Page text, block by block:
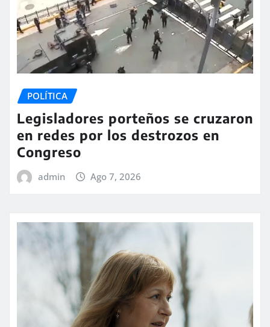
POLÍTICA
Legisladores porteños se cruzaron
en redes por los destrozos en
Congreso
admin Ago 7, 2026